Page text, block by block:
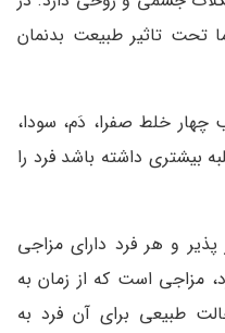
تحت تاثیر طبیعت بدنمان
خلط صفرا، دَم، سودا،
بیشتری داشته باشد فرد را
و هر فرد دارای مزاجی
مزاجی است که از زمان به
طبیعی برای آن فرد به